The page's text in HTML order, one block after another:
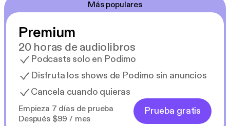
Más populares
Premium
20 horas de audiolibros
Podcasts solo en Podimo
Disfruta los shows de Podimo sin anuncios
Cancela cuando quieras
Empieza 7 días de prueba
Después $99 / mes
Prueba gratis